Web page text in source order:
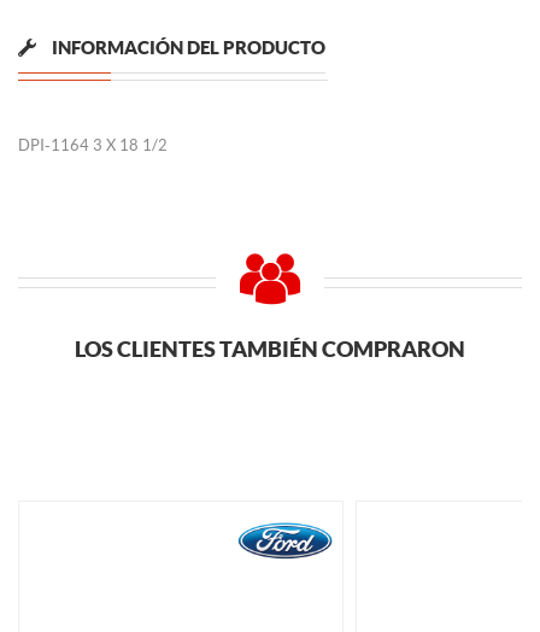
INFORMACIÓN DEL PRODUCTO
DPI-1164 3 X 18 1/2
LOS CLIENTES TAMBIÉN COMPRARON